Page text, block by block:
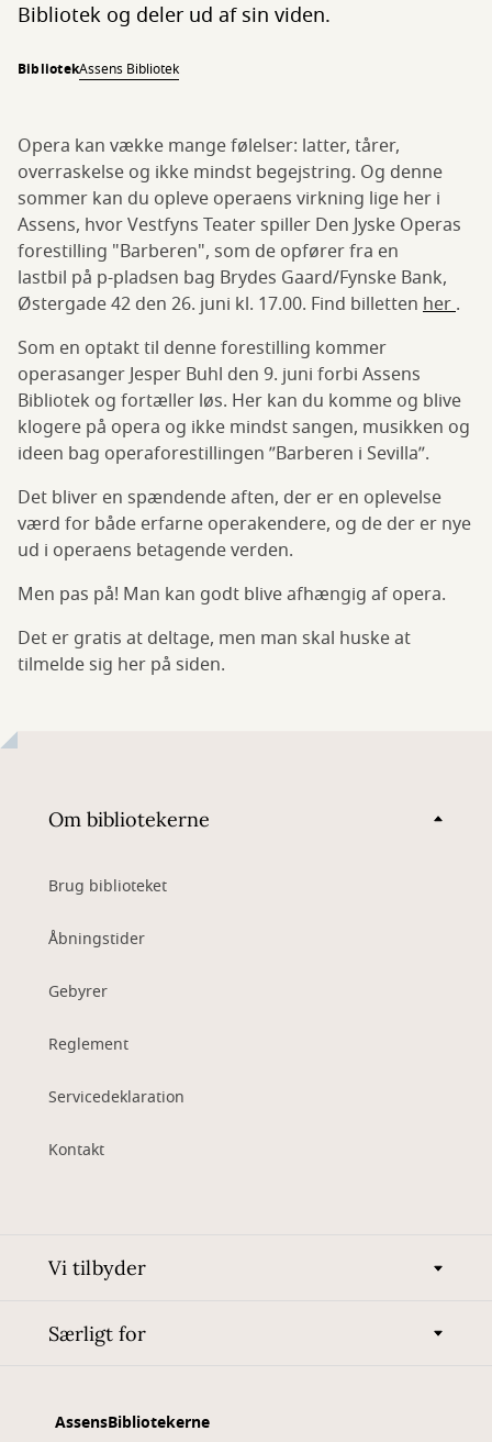
Bibliotek og deler ud af sin viden.
BibliotekAssens Bibliotek
Opera kan vække mange følelser: latter, tårer,
overraskelse og ikke mindst begejstring. Og denne
sommer kan du opleve operaens virkning lige her i
Assens, hvor Vestfyns Teater spiller Den Jyske Operas
forestilling "Barberen", som de opfører fra en
lastbil på p-pladsen bag Brydes Gaard/Fynske Bank,
Østergade 42 den 26. juni kl. 17.00. Find billetten her.
Som en optakt til denne forestilling kommer
operasanger Jesper Buhl den 9. juni forbi Assens
Bibliotek og fortæller løs. Her kan du komme og blive
klogere på opera og ikke mindst sangen, musikken og
ideen bag operaforestillingen ”Barberen i Sevilla”.
Det bliver en spændende aften, der er en oplevelse
værd for både erfarne operakendere, og de der er nye
ud i operaens betagende verden.
Men pas på! Man kan godt blive afhængig af opera.
Det er gratis at deltage, men man skal huske at
tilmelde sig her på siden.
Om bibliotekerne
Brug biblioteket
Åbningstider
Gebyrer
Reglement
Servicedeklaration
Kontakt
Vi tilbyder
Særligt for
AssensBibliotekerne